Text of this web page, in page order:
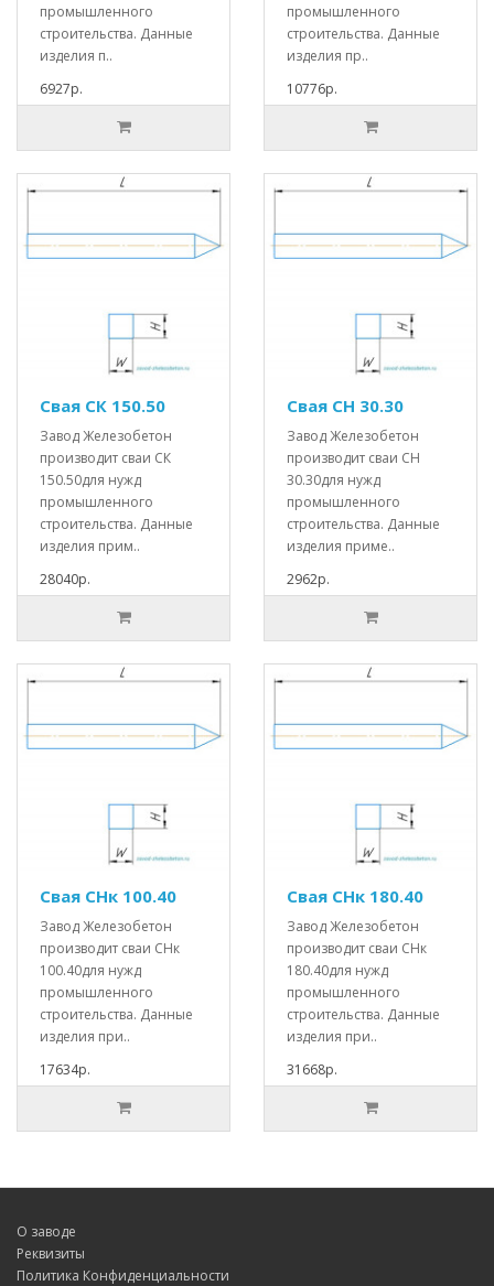
промышленного
строительства. Данные
изделия п..
6927р.
промышленного
строительства. Данные
изделия пр..
10776р.
Свая СК 150.50
Завод Железобетон
производит сваи СК
150.50для нужд
промышленного
строительства. Данные
изделия прим..
28040р.
Свая СН 30.30
Завод Железобетон
производит сваи СН
30.30для нужд
промышленного
строительства. Данные
изделия приме..
2962р.
Свая СНк 100.40
Завод Железобетон
производит сваи СНк
100.40для нужд
промышленного
строительства. Данные
изделия при..
17634р.
Свая СНк 180.40
Завод Железобетон
производит сваи СНк
180.40для нужд
промышленного
строительства. Данные
изделия при..
31668р.
О заводе
Реквизиты
Политика Конфиденциальности